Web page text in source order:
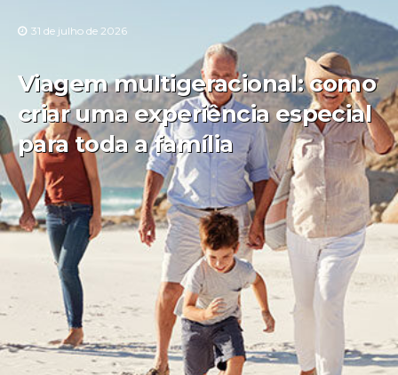
31 de julho de 2026
Viagem multigeracional: como
criar uma experiência especial
para toda a família